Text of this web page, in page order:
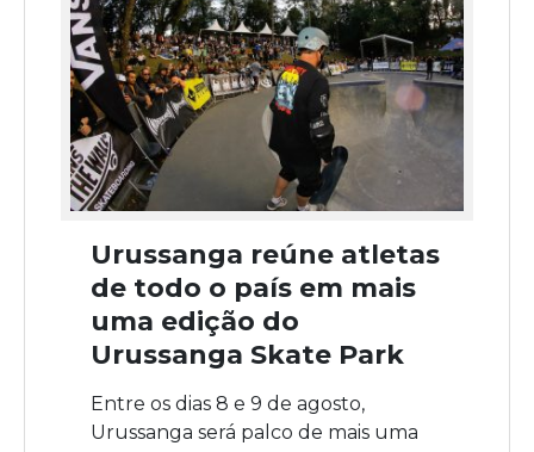
Urussanga reúne atletas
de todo o país em mais
uma edição do
Urussanga Skate Park
Entre os dias 8 e 9 de agosto,
Urussanga será palco de mais uma